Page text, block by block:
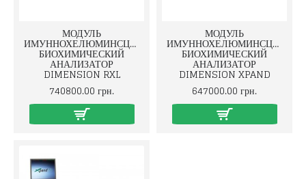
МОДУЛЬ
ИМУННОХЕЛЮМИНСЦЕНТНЫЙ
БИОХИМИЧЕСКИЙ
АНАЛИЗАТОР
DIMENSION RXL
740800.00 грн.
МОДУЛЬ
БИОХИМИЧЕСКИЙ
АНАЛИЗАТОР
DIMENSION XPAND
647000.00 грн.